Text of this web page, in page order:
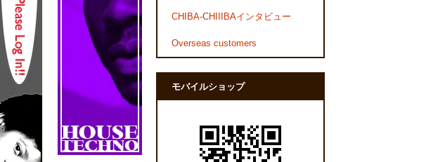
CHIBA-CHIIIBAインタビュー
Overseas customers
モバイルショップ